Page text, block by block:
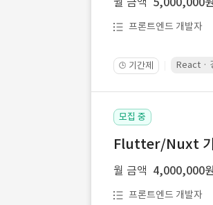
프론트엔드 개발자
🕒 기간제 React ·
모집 중
Flutter/Nuxt 기
월 금액 4,000,000원
프론트엔드 개발자